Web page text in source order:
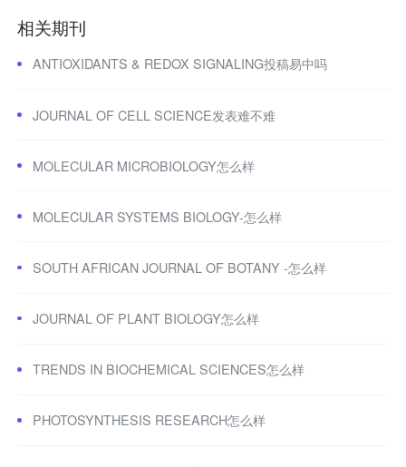
相关期刊
ANTIOXIDANTS & REDOX SIGNALING投稿易中吗
JOURNAL OF CELL SCIENCE发表难不难
MOLECULAR MICROBIOLOGY怎么样
MOLECULAR SYSTEMS BIOLOGY-怎么样
SOUTH AFRICAN JOURNAL OF BOTANY -怎么样
JOURNAL OF PLANT BIOLOGY怎么样
TRENDS IN BIOCHEMICAL SCIENCES怎么样
PHOTOSYNTHESIS RESEARCH怎么样